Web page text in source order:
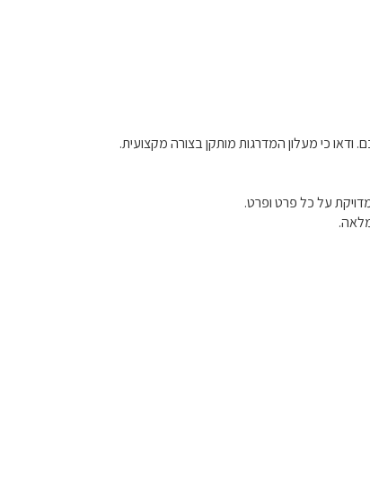
כי מעלון המדרגות מותקן בצורה מקצועית.
על כל פרט ופרט.